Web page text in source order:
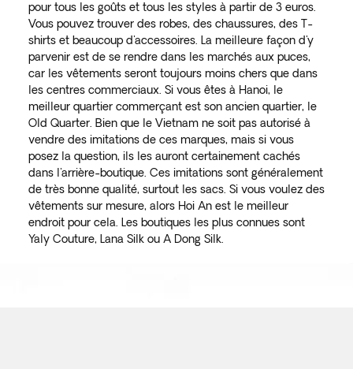
pour tous les goûts et tous les styles à partir de 3 euros.
Vous pouvez trouver des robes, des chaussures, des T-
shirts et beaucoup d'accessoires. La meilleure façon d'y
parvenir est de se rendre dans les marchés aux puces,
car les vêtements seront toujours moins chers que dans
les centres commerciaux. Si vous êtes à Hanoi, le
meilleur quartier commerçant est son ancien quartier, le
Old Quarter. Bien que le Vietnam ne soit pas autorisé à
vendre des imitations de ces marques, mais si vous
posez la question, ils les auront certainement cachés
dans l'arrière-boutique. Ces imitations sont généralement
de très bonne qualité, surtout les sacs. Si vous voulez des
vêtements sur mesure, alors Hoi An est le meilleur
endroit pour cela. Les boutiques les plus connues sont
Yaly Couture, Lana Silk ou A Dong Silk.